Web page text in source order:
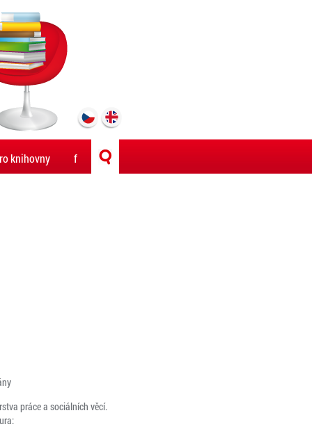
knihovny f
práce a sociálních věcí.